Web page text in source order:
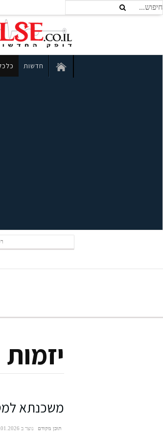
חדשות
יזמות
משכנתא
תוכן מקודם נוצר ב 28.01.2026 01:01